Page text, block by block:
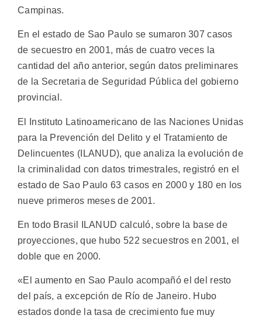
Campinas.
En el estado de Sao Paulo se sumaron 307 casos
de secuestro en 2001, más de cuatro veces la
cantidad del año anterior, según datos preliminares
de la Secretaria de Seguridad Pública del gobierno
provincial.
El Instituto Latinoamericano de las Naciones Unidas
para la Prevención del Delito y el Tratamiento de
Delincuentes (ILANUD), que analiza la evolución de
la criminalidad con datos trimestrales, registró en el
estado de Sao Paulo 63 casos en 2000 y 180 en los
nueve primeros meses de 2001.
En todo Brasil ILANUD calculó, sobre la base de
proyecciones, que hubo 522 secuestros en 2001, el
doble que en 2000.
«El aumento en Sao Paulo acompañó el del resto
del país, a excepción de Río de Janeiro. Hubo
estados donde la tasa de crecimiento fue muy